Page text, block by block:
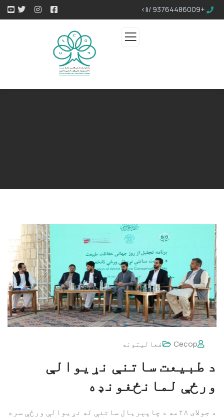
+93764486009 /li>
Cecop فعالیتونه
د طبیعت ساتنې نړیوالې
ورځې لمانځغونډه
د جولای ۲۸مه د چاپېریال ساتنې له نړیوالې ورځې سره